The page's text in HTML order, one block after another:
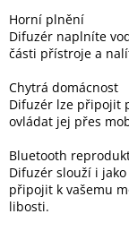
Horní plnění
Difuzér naplníte
části přístroje a
Chytrá domácnost
Difuzér lze připojit
ovládat jej přes
Bluetooth
Difuzér slouží i
připojit k vašemu
libosti.